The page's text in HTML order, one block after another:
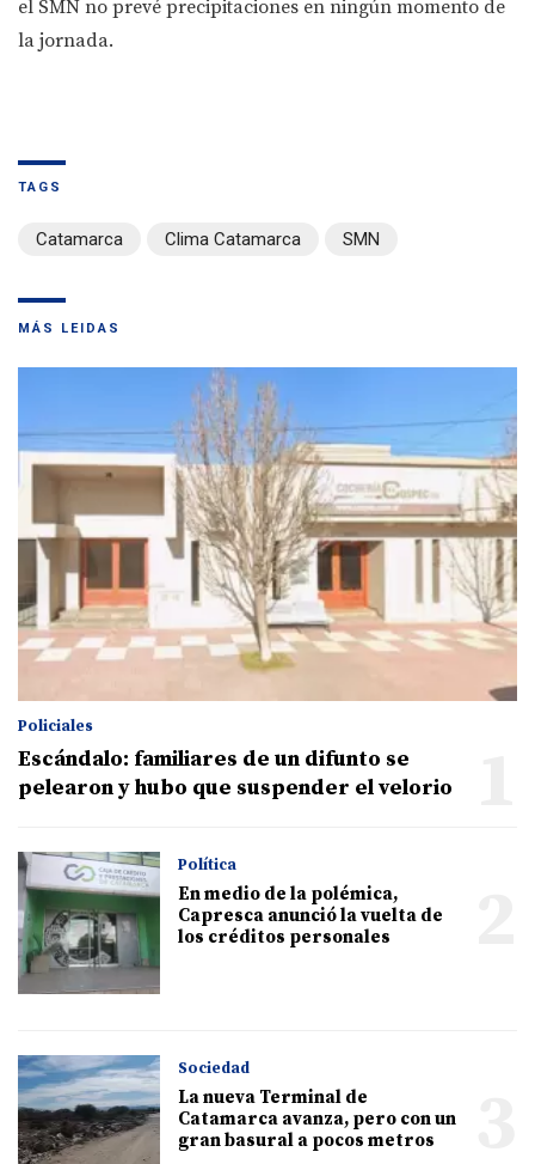
el SMN no prevé precipitaciones en ningún momento de
la jornada.
TAGS
Catamarca Clima Catamarca SMN
MÁS LEIDAS
Policiales
Escándalo: familiares de un difunto se
pelearon y hubo que suspender el velorio
Política
En medio de la polémica,
Capresca anunció la vuelta de
los créditos personales
Sociedad
La nueva Terminal de
Catamarca avanza, pero con un
gran basural a pocos metros